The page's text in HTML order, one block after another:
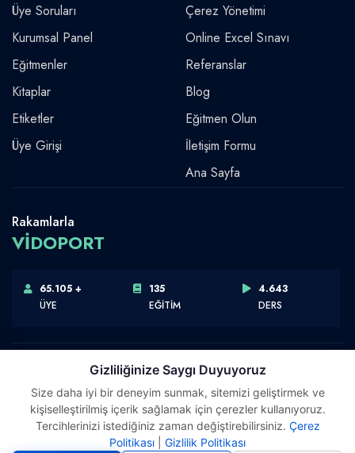
Üye Soruları
Kurumsal Panel
Eğitmenler
Kitaplar
Etiketler
Üye Girişi
Çerez Yönetimi
Online Excel Sınavı
Referanslar
Blog
Eğitmen Olun
İletişim Formu
Ana Sayfa
Rakamlarla
VİDOPORT
65.105 +
ÜYE
135
EĞİTİM
4.643
DERS
Telif Hakkı © 2026 Vidoport, Inc.
Software,Design & Development:Webimonline
Gizliliğinize Saygı Duyuyoruz
Size daha iyi bir deneyim sunmak, sitemizi geliştirmek ve
kişiselleştirilmiş içerik sağlamak için çerezler kullanıyoruz.
Tercihlerinizi istediğiniz zaman değiştirebilirsiniz. Çerez
Politikası
Gizlilik Politikası